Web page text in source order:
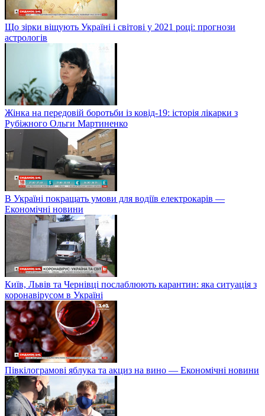
Що зірки віщують Україні і світові у 2021 році: прогнози
астрологів
Жінка на передовій боротьби із ковід-19: історія лікарки з
Рубіжного Ольги Мартиненко
В Україні покращать умови для водіїв електрокарів —
Економічні новини
Київ, Львів та Чернівці послаблюють карантин: яка ситуація з
коронавірусом в Україні
Півкілограмові яблука та акциз на вино — Економічні новини